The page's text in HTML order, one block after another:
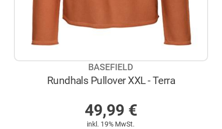
BASEFIELD
Rundhals Pullover XXL - Terra
49,99 €
inkl. 19% MwSt.